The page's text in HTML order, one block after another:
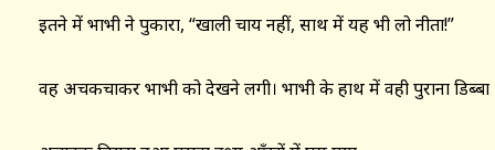
इतने में भाभी ने पुकारा, “खाली चाय नहीं, साथ में यह भी लो नीता!”
वह अचकचाकर भाभी को देखने लगी। भाभी के हाथ में वही पुराना डिब्बा